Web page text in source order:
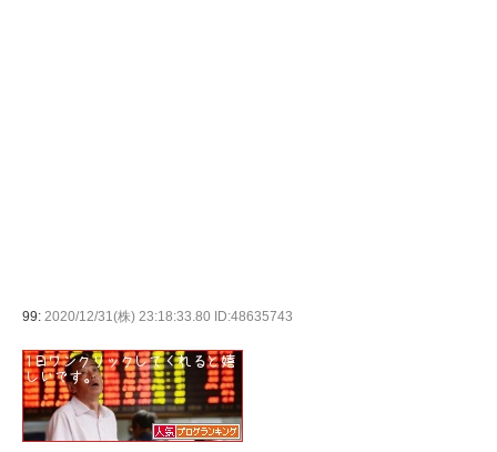
99: 2020/12/31(株) 23:18:33.80 ID:48635743